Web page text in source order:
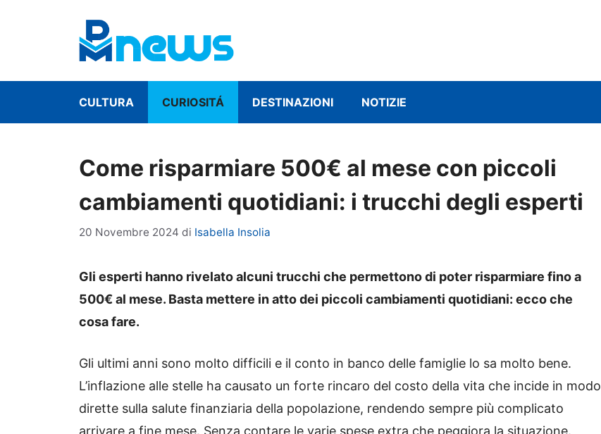
CULTURA CURIOSITÁ DESTINAZIONI NOTIZIE
Come risparmiare 500€ al mese con piccoli
cambiamenti quotidiani: i trucchi degli esperti
20 Novembre 2024 di Isabella Insolia
Gli esperti hanno rivelato alcuni trucchi che permettono di poter risparmiare fino a
500€ al mese. Basta mettere in atto dei piccoli cambiamenti quotidiani: ecco che
cosa fare.
Gli ultimi anni sono molto difficili e il conto in banco delle famiglie lo sa molto bene.
L’inflazione alle stelle ha causato un forte rincaro del costo della vita che incide in modo
dirette sulla salute finanziaria della popolazione, rendendo sempre più complicato
arrivare a fine mese. Senza contare le varie spese extra che peggiora la situazione.